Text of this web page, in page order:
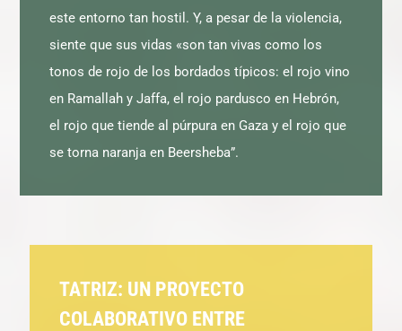
este entorno tan hostil. Y, a pesar de la violencia,
siente que sus vidas «son tan vivas como los
tonos de rojo de los bordados típicos: el rojo vino
en Ramallah y Jaffa, el rojo pardusco en Hebrón,
el rojo que tiende al púrpura en Gaza y el rojo que
se torna naranja en Beersheba”.
TATRIZ: UN PROYECTO
COLABORATIVO ENTRE